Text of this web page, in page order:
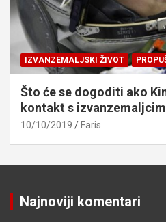
IZVANZEMALJSKI ŽIVOT
Što će se dogoditi ako
kontakt s
10/10/2019 Faris
Najnoviji komentari